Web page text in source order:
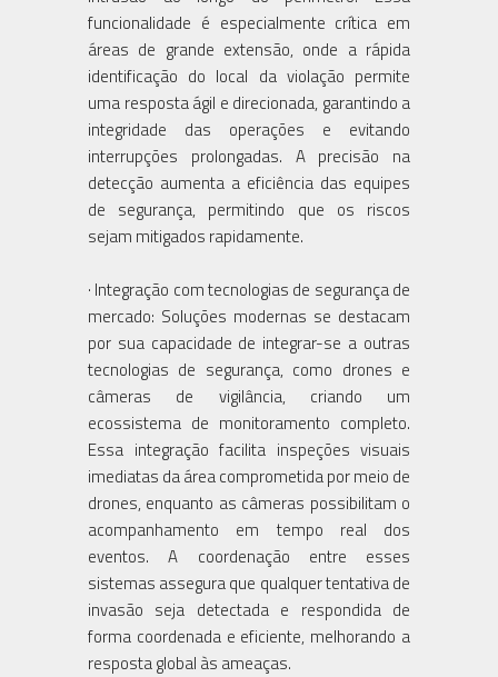
funcionalidade é especialmente crítica em
áreas de grande extensão, onde a rápida
identificação do local da violação permite
uma resposta ágil e direcionada, garantindo a
integridade das operações e evitando
interrupções prolongadas. A precisão na
detecção aumenta a eficiência das equipes
de segurança, permitindo que os riscos
sejam mitigados rapidamente.
· Integração com tecnologias de segurança de
mercado: Soluções modernas se destacam
por sua capacidade de integrar-se a outras
tecnologias de segurança, como drones e
câmeras de vigilância, criando um
ecossistema de monitoramento completo.
Essa integração facilita inspeções visuais
imediatas da área comprometida por meio de
drones, enquanto as câmeras possibilitam o
acompanhamento em tempo real dos
eventos. A coordenação entre esses
sistemas assegura que qualquer tentativa de
invasão seja detectada e respondida de
forma coordenada e eficiente, melhorando a
resposta global às ameaças.